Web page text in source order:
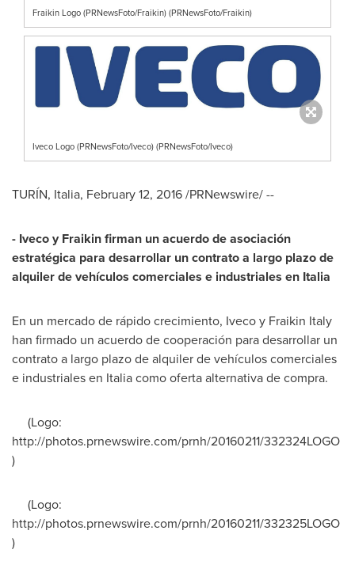
Fraikin Logo (PRNewsFoto/Fraikin) (PRNewsFoto/Fraikin)
Iveco Logo (PRNewsFoto/Iveco) (PRNewsFoto/Iveco)
TURÍN, Italia, February 12, 2016/PRNewswire/ --
- Ivecoy Fraikinfirman un acuerdo de asociación
estratégica para desarrollar un contrato a largo plazo de
alquiler de vehículos comerciales e industriales en Italia
En un mercado de rápido crecimiento, Iveco y Fraikin Italy
han firmado un acuerdo de cooperación para desarrollar un
contrato a largo plazo de alquiler de vehículos comerciales
e industriales en Italia como oferta alternativa de compra.
(Logo:
http://photos.prnewswire.com/prnh/20160211/332324LOGO
)
(Logo:
http://photos.prnewswire.com/prnh/20160211/332325LOGO
)